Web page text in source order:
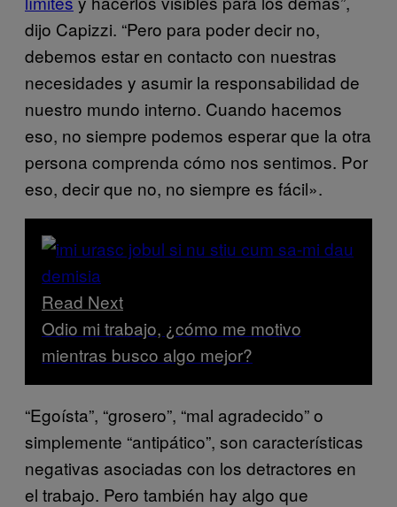
dijo Capizzi. “Pero para poder decir no,
debemos estar en contacto con nuestras
necesidades y asumir la responsabilidad de
nuestro mundo interno. Cuando hacemos
eso, no siempre podemos esperar que la otra
persona comprenda cómo nos sentimos. Por
eso, decir que no, no siempre es fácil».
Read Next
Odio mi trabajo, ¿cómo me motivo
mientras busco algo mejor?
“Egoísta”, “grosero”, “mal agradecido” o
simplemente “antipático”, son características
negativas asociadas con los detractores en
el trabajo. Pero también hay algo que